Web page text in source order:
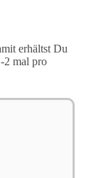
erhältst Du
2 mal pro